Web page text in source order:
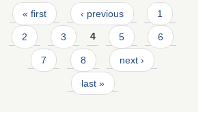
Pages
« first ‹ previous 1
2 3 4 5 6
7 8 next ›
last »